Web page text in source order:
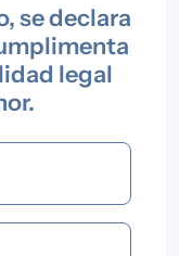
se declara
legal